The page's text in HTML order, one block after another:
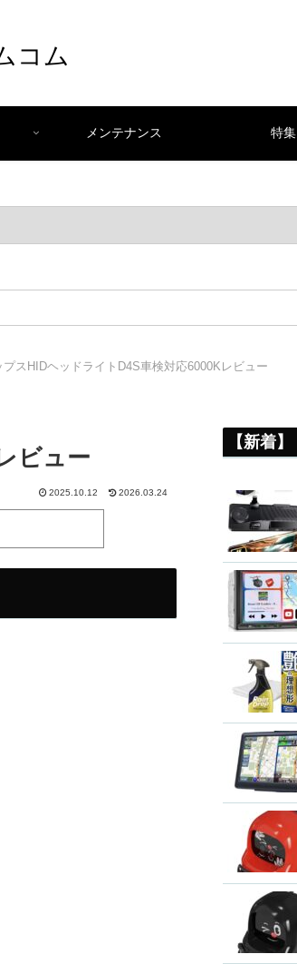
コム
メンテナンス 特集
プスHIDヘッドライトD4S車検対応6000Kレビュー
ビュー
2025.10.12 2026.03.24
【新着】